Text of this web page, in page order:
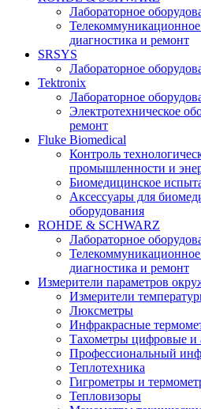
Лабораторное
диагностика и ремонт
SRSYS
Лабораторное
Tektronix
Лабораторное
Электротехническое
ремонт
Fluke Biomedical
Контроль
промышленности и
Биомедицинское
Аксессуары для
оборудования
ROHDE & SCHWARZ
Лабораторное
диагностика и ремонт
Измерители параметров
Измерители
Люксметры
Инфракрасные
Тахометры цифровые и
Профессиональный
Теплотехника
Гигрометры и
Тепловизоры